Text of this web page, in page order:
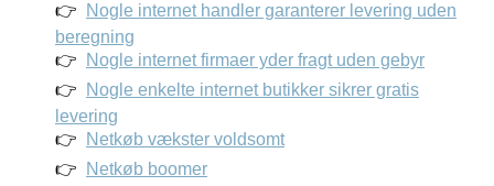
Nogle internet handler garanterer levering uden
beregning
Nogle internet firmaer yder fragt uden gebyr
Nogle enkelte internet butikker sikrer gratis
levering
Netkøb vækster voldsomt
Netkøb boomer